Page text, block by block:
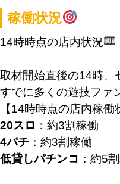
稼働状況
14時時点の店内状況
取材開始直後の14時、
すでに多くの遊技ファ
【14時時点の店内稼働
20スロ ：約3割稼働
4パチ ：約3割稼働
低貸しパチンコ ：約5